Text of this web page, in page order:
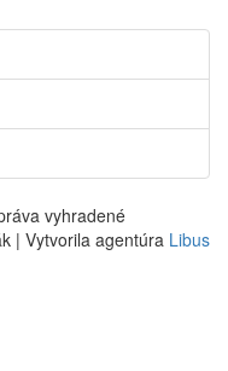
vyhradené
| Vytvorila agentúra Libus